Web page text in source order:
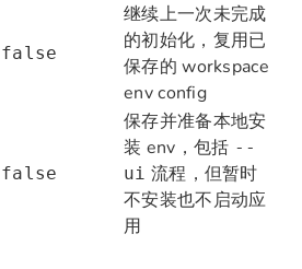
false
继续上一次未完成
的初始化，复用已
保存的 workspace
env config
false
保存并准备本地安
装 env，包括 --
ui 流程，但暂时
不安装也不启动应
用